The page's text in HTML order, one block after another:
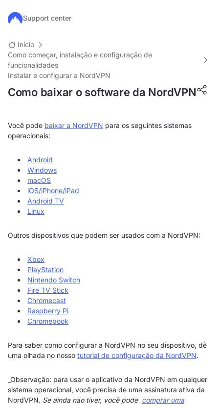
Ir para o conteúdo principal
Support center
Início
Como começar, instalação e configuração de
funcionalidades
Instalar e configurar a NordVPN
Como baixar o software da NordVPN
Você pode baixar a NordVPN para os seguintes sistemas
operacionais:
Android
Windows
macOS
iOS/iPhone/iPad
Android TV
Linux
Outros dispositivos que podem ser usados com a NordVPN:
Xbox
PlayStation
Nintendo Switch
Fire TV Stick
Chromecast
Raspberry Pi
Chromebook
Para saber como configurar a NordVPN no seu dispositivo, dê
uma olhada no nosso tutorial de configuração da NordVPN.
_Observação: para usar o aplicativo da NordVPN em qualquer
sistema operacional, você precisa de uma assinatura ativa da
NordVPN. Se ainda não tiver, você pode comprar uma